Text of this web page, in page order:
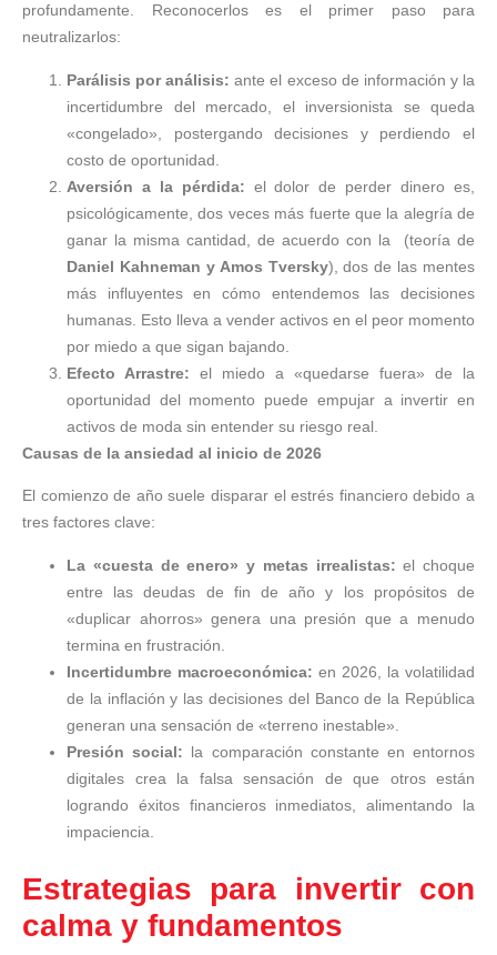
profundamente. Reconocerlos es el primer paso para
neutralizarlos:
Parálisis por análisis: ante el exceso de información y la
incertidumbre del mercado, el inversionista se queda
«congelado», postergando decisiones y perdiendo el
costo de oportunidad.
Aversión a la pérdida: el dolor de perder dinero es,
psicológicamente, dos veces más fuerte que la alegría de
ganar la misma cantidad, de acuerdo con la (teoría de
Daniel Kahneman y Amos Tversky), dos de las mentes
más influyentes en cómo entendemos las decisiones
humanas. Esto lleva a vender activos en el peor momento
por miedo a que sigan bajando.
Efecto Arrastre: el miedo a «quedarse fuera» de la
oportunidad del momento puede empujar a invertir en
activos de moda sin entender su riesgo real.
Causas de la ansiedad al inicio de 2026
El comienzo de año suele disparar el estrés financiero debido a
tres factores clave:
La «cuesta de enero» y metas irrealistas: el choque
entre las deudas de fin de año y los propósitos de
«duplicar ahorros» genera una presión que a menudo
termina en frustración.
Incertidumbre macroeconómica: en 2026, la volatilidad
de la inflación y las decisiones del Banco de la República
generan una sensación de «terreno inestable».
Presión social: la comparación constante en entornos
digitales crea la falsa sensación de que otros están
logrando éxitos financieros inmediatos, alimentando la
impaciencia.
Estrategias para invertir con
calma y fundamentos